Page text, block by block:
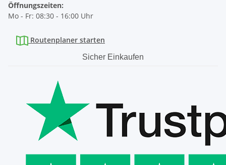
Öffnungszeiten:
Mo - Fr: 08:30 - 16:00 Uhr
Routenplaner starten
Sicher Einkaufen